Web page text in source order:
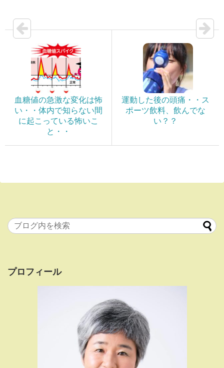
血糖値の急激な変化は怖
い・・体内で知らない間
に起こっている怖いこ
と・・
運動した後の頭痛・・ス
ポーツ飲料、飲んでな
い？？
プロフィール